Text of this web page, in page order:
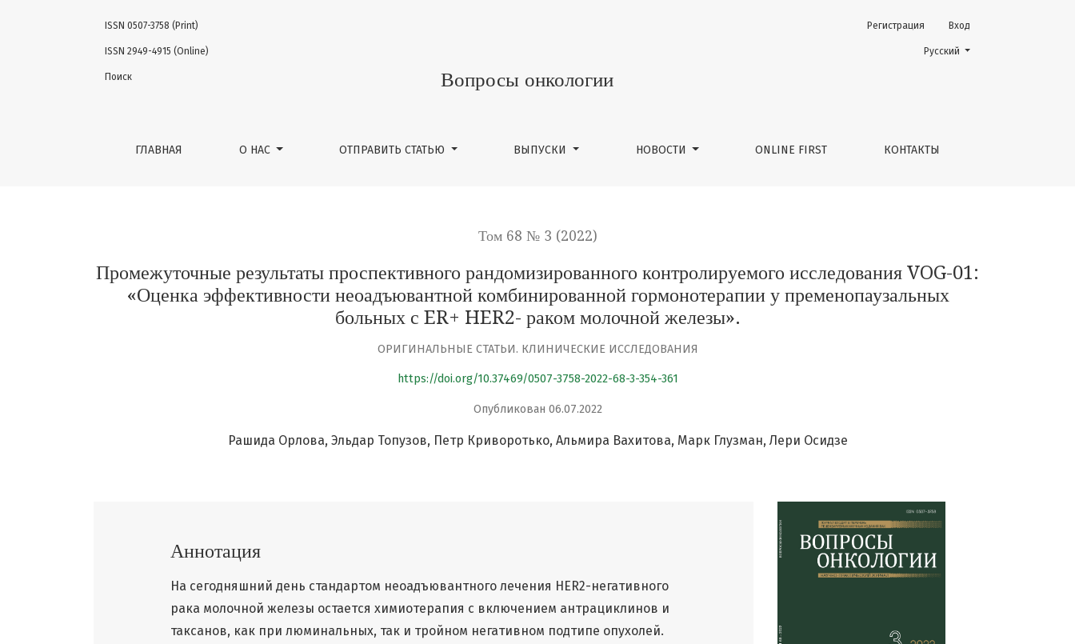
Промежуточные результаты проспективного рандомизированного контролируемого исследования VOG-01: «Оценка эффективности неоадъювантной
Вопросы онкологии
ГЛАВНАЯ О НАС ОТПРАВИТЬ СТАТЬЮ ВЫПУСКИ НОВОСТИ ONLINE FIRST КОНТАКТЫ
Регистрация Вход
ISSN 0507-3758 (Print)
ISSN 2949-4915 (Online)
Поиск
Change the language. The
Русский
Том 68 № 3 (2022)
Промежуточные результаты проспективного рандомизированного контролируемого исследования VOG-01:
«Оценка эффективности неоадъювантной комбинированной гормонотерапии у пременопаузальных
больных с ER+ HER2- раком молочной железы».
ОРИГИНАЛЬНЫЕ СТАТЬИ. КЛИНИЧЕСКИЕ ИССЛЕДОВАНИЯ
https://doi.org/10.37469/0507-3758-2022-68-3-354-361
Опубликован 06.07.2022
Рашида Орлова Эльдар Топузов Петр Криворотько Альмира Вахитова Марк Глузман Лери Осидзе
Аннотация
На сегодняшний день стандартом неоадъювантного лечения HER2-негативного
рака молочной железы остается химиотерапия с включением антрациклинов и
таксанов, как при люминальных, так и тройном негативном подтипе опухолей.